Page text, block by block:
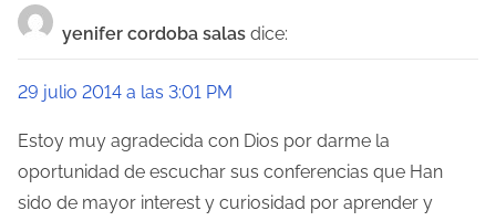
g
i
ó
yenifer cordoba salas dice:
29 julio 2014 a las 3:01 PM
Estoy muy agradecida con Dios por darme la
oportunidad de escuchar sus conferencias que Han
sido de mayor interest y curiosidad por aprender y